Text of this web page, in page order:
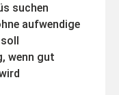
suchen
aufwendige
wenn gut